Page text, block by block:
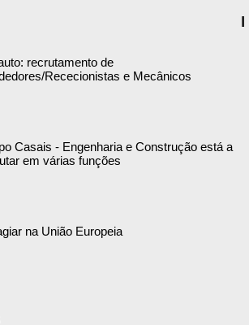
recrutamento de
Rececionistas e Mecânicos
Casais - Engenharia e Construção está a
em várias funções
na União Europeia
I